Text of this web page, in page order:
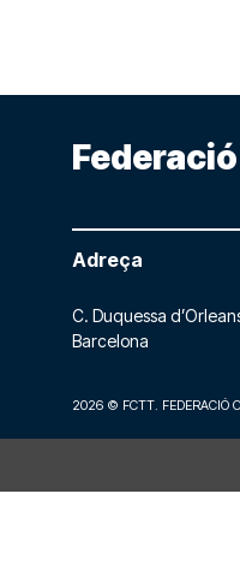
Adreça
C. Duquessa
Barcelona
2026 © FCTT. FEDERACIÓ